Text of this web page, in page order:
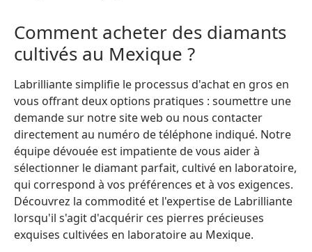
Comment acheter des diamants
cultivés au Mexique ?
Labrilliante simplifie le processus d'achat en gros en
vous offrant deux options pratiques : soumettre une
demande sur notre site web ou nous contacter
directement au numéro de téléphone indiqué. Notre
équipe dévouée est impatiente de vous aider à
sélectionner le diamant parfait, cultivé en laboratoire,
qui correspond à vos préférences et à vos exigences.
Découvrez la commodité et l'expertise de Labrilliante
lorsqu'il s'agit d'acquérir ces pierres précieuses
exquises cultivées en laboratoire au Mexique.